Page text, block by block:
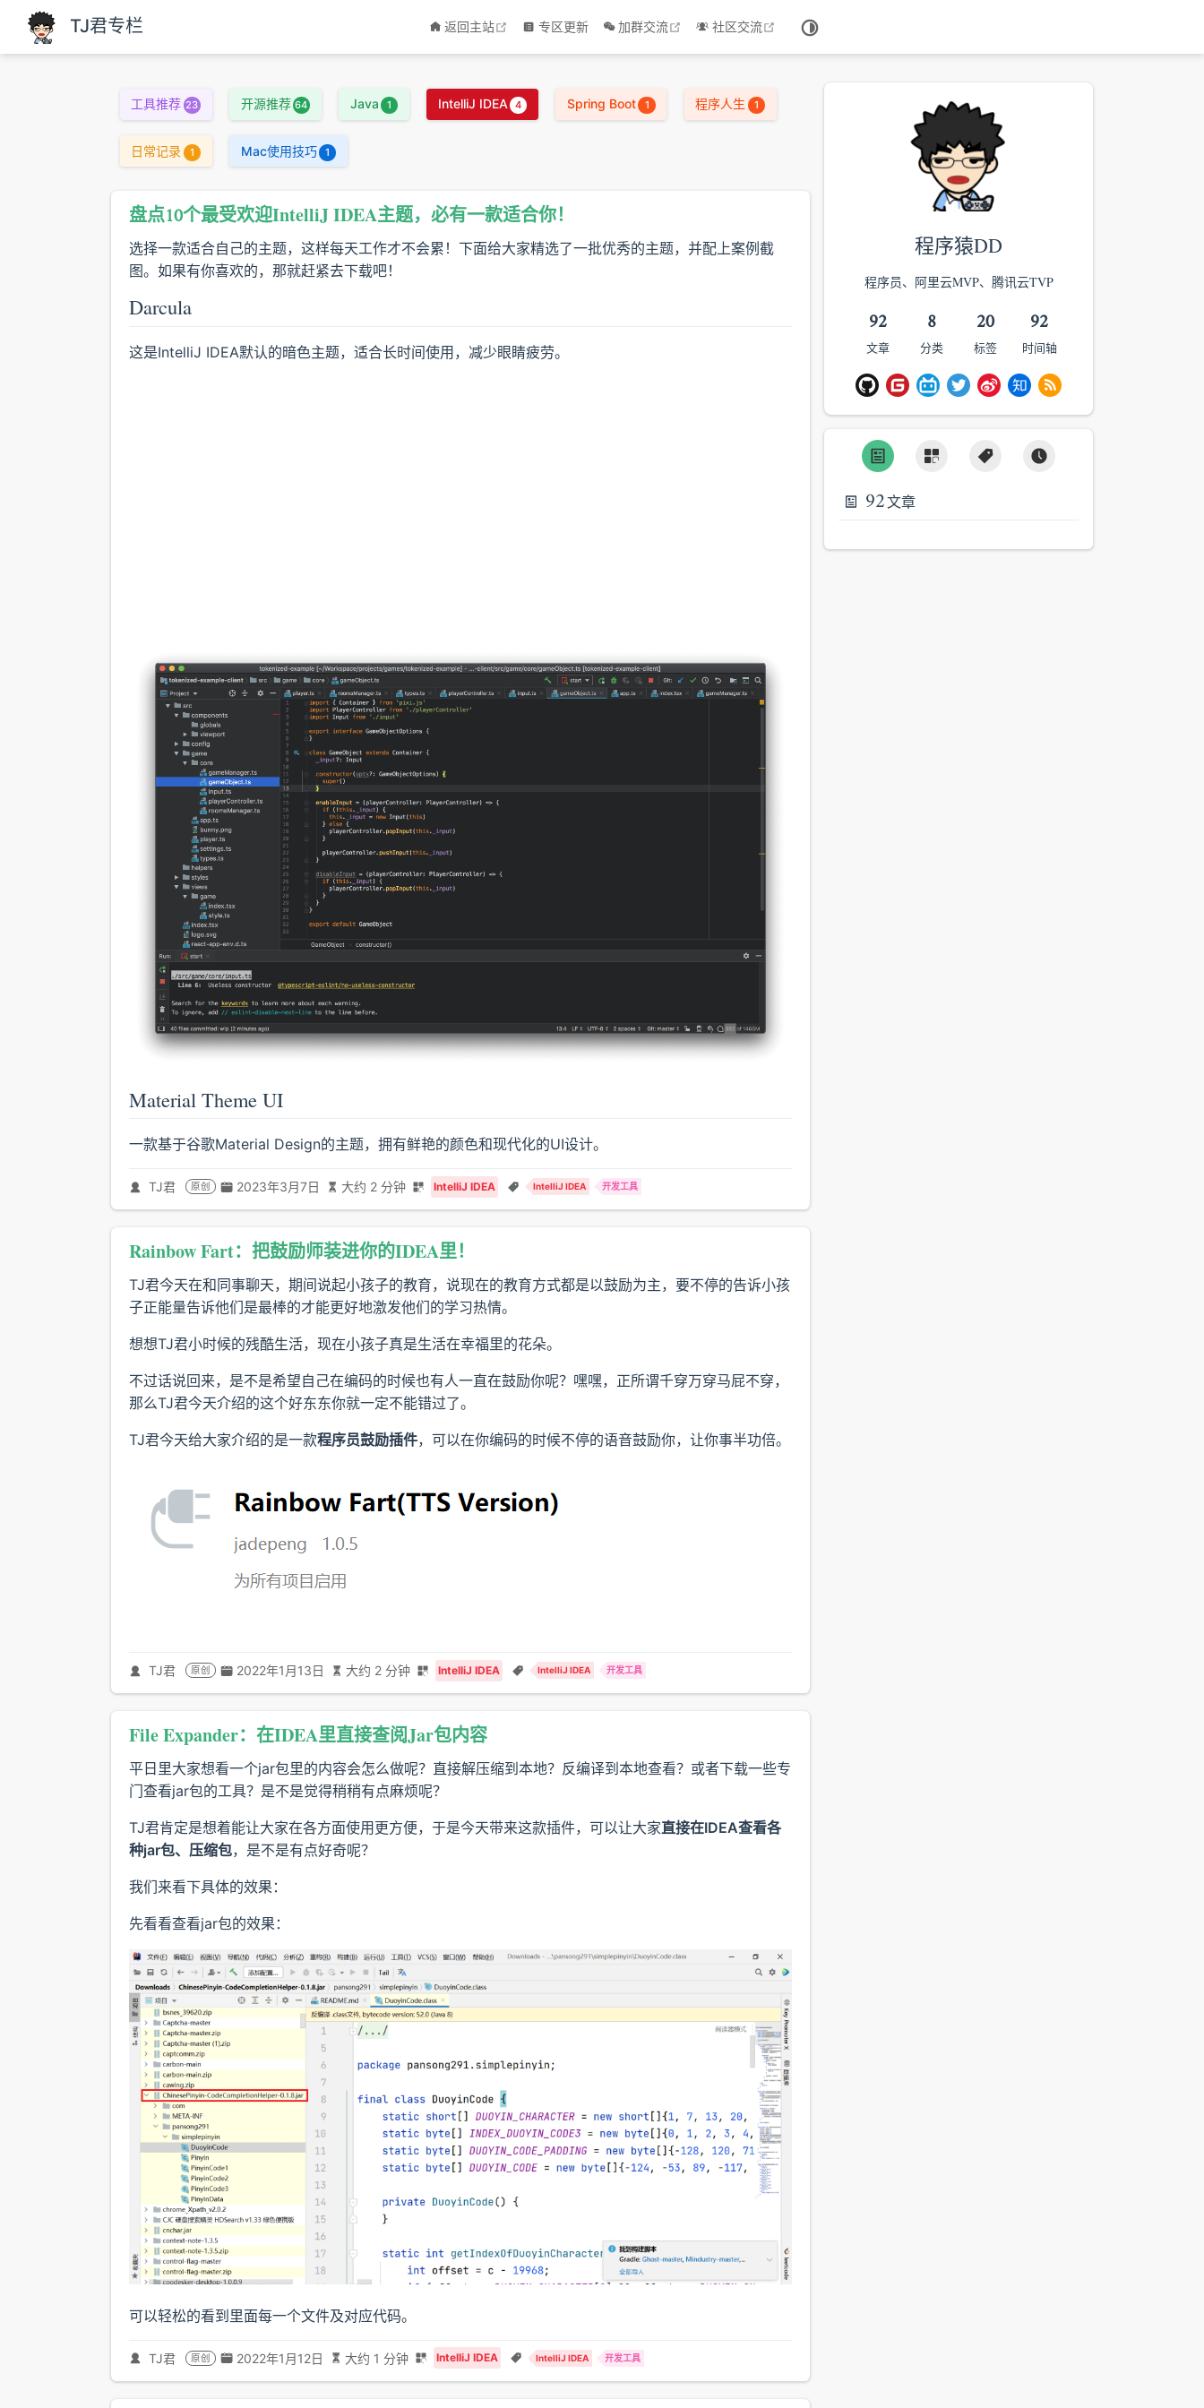
跳至主要內容
TJ君专栏 返回主站 open in new window
专区更新 加群交流 open in new window
社区交流 open in new window
工具推荐 23 开源推荐 64 Java 1 IntelliJ IDEA 4 Spring Boot 1 程序人生 1
日常记录 1 Mac使用技巧 1
盘点10个最受欢迎IntelliJ IDEA主题，必有一款适合你！
选择一款适合自己的主题，这样每天工作才不会累！下面给大家精选了一批优秀的主题，并配上案例截
图。如果有你喜欢的，那就赶紧去下载吧！
Darcula
这是IntelliJ IDEA默认的暗色主题，适合长时间使用，减少眼睛疲劳。
Material Theme UI
一款基于谷歌Material Design的主题，拥有鲜艳的颜色和现代化的UI设计。
TJ君 原创 2023年3月7日 大约 2 分钟 IntelliJ IDEA IntelliJ IDEA 开发工具
Rainbow Fart：把鼓励师装进你的IDEA里！
TJ君今天在和同事聊天，期间说起小孩子的教育，说现在的教育方式都是以鼓励为主，要不停的告诉小孩
子正能量告诉他们是最棒的才能更好地激发他们的学习热情。
想想TJ君小时候的残酷生活，现在小孩子真是生活在幸福里的花朵。
不过话说回来，是不是希望自己在编码的时候也有人一直在鼓励你呢？嘿嘿，正所谓千穿万穿马屁不穿，
那么TJ君今天介绍的这个好东东你就一定不能错过了。
TJ君今天给大家介绍的是一款程序员鼓励插件，可以在你编码的时候不停的语音鼓励你，让你事半功倍。
TJ君 原创 2022年1月13日 大约 2 分钟 IntelliJ IDEA IntelliJ IDEA 开发工具
File Expander：在IDEA里直接查阅Jar包内容
平日里大家想看一个jar包里的内容会怎么做呢？直接解压缩到本地？反编译到本地查看？或者下载一些专
门查看jar包的工具？是不是觉得稍稍有点麻烦呢？
TJ君肯定是想着能让大家在各方面使用更方便，于是今天带来这款插件，可以让大家直接在IDEA查看各
种jar包、压缩包，是不是有点好奇呢？
我们来看下具体的效果：
先看看查看jar包的效果：
可以轻松的看到里面每一个文件及对应代码。
TJ君 原创 2022年1月12日 大约 1 分钟 IntelliJ IDEA IntelliJ IDEA 开发工具
程序猿DD
程序员、阿里云MVP、腾讯云TVP
92
文章
8
分类
20
标签
92
时间轴
92文章